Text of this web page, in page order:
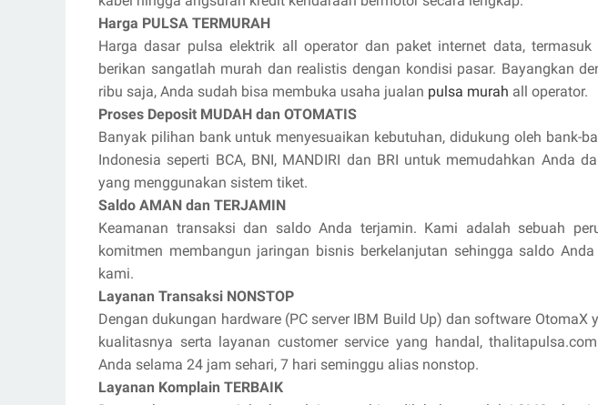
Harga PULSA TERMURAH
Harga dasar pulsa elektrik all operator dan paket internet data, termasuk
berikan sangatlah murah dan realistis dengan kondisi pasar. Bayangkan
ribu saja, Anda sudah bisa membuka usaha jualan pulsa murah all operator.
Proses Deposit MUDAH dan OTOMATIS
Banyak pilihan bank untuk menyesuaikan kebutuhan, didukung oleh bank-
Indonesia seperti BCA, BNI, MANDIRI dan BRI untuk memudahkan Anda
yang menggunakan sistem tiket.
Saldo AMAN dan TERJAMIN
Keamanan transaksi dan saldo Anda terjamin. Kami adalah sebuah
komitmen membangun jaringan bisnis berkelanjutan sehingga saldo
kami.
Layanan Transaksi NONSTOP
Dengan dukungan hardware (PC server IBM Build Up) dan software OtomaX
kualitasnya serta layanan customer service yang handal,
Anda selama 24 jam sehari, 7 hari seminggu alias nonstop.
Layanan Komplain TERBAIK